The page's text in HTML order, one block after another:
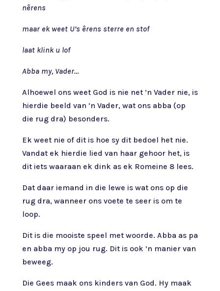
nêrens
maar ek weet U’s êrens sterre en stof
laat klink u lof
Abba my, Vader…
Alhoewel ons weet God is nie net ’n Vader nie, is
hierdie beeld van ’n Vader, wat ons abba (op
die rug dra) besonders.
Ek weet nie of dit is hoe sy dit bedoel het nie.
Vandat ek hierdie lied van haar gehoor het, is
dit iets waaraan ek dink as ek Romeine 8 lees.
Dat daar iemand in die lewe is wat ons op die
rug dra, wanneer ons voete te seer is om te
loop.
Dit is die mooiste speel met woorde. Abba as pa
en abba my op jou rug. Dit is ook ’n manier van
beweeg.
Die Gees maak ons kinders van God. Hy maak